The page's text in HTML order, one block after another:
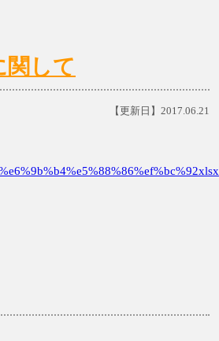
関して
【更新日】2017.06.21